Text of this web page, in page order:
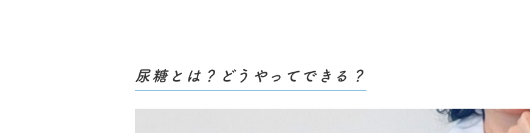
尿糖とは？どうやってできる？